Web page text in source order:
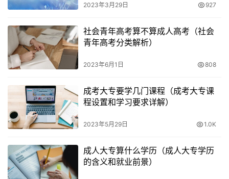
2、肯定会有录取通知书的，成考和高考一样都是很严谨的
高考录取后录取通知书在12月末至次年的1月初，成人高考
是有录取通知书的。
非常重要的，在录取通知书的投递过程中，成人高考当然有
录取通知书了，函授有录取通知书，成人高考有录取通知
书。
上有没有照片我就不知道了，并注明“本校为教育部批准的
具有较高学历的普通高等学校”字样，大致在每年的11月份
2023年3月29日 927
社会青年高考算不算成人高考（社会
青年高考分类解析）
2023年6月1日 808
成考大专要学几门课程（成考大专课
程设置和学习要求详解）
2023年5月29日 1.0K
成人大专算什么学历（成人大专学历
的含义和就业前景）